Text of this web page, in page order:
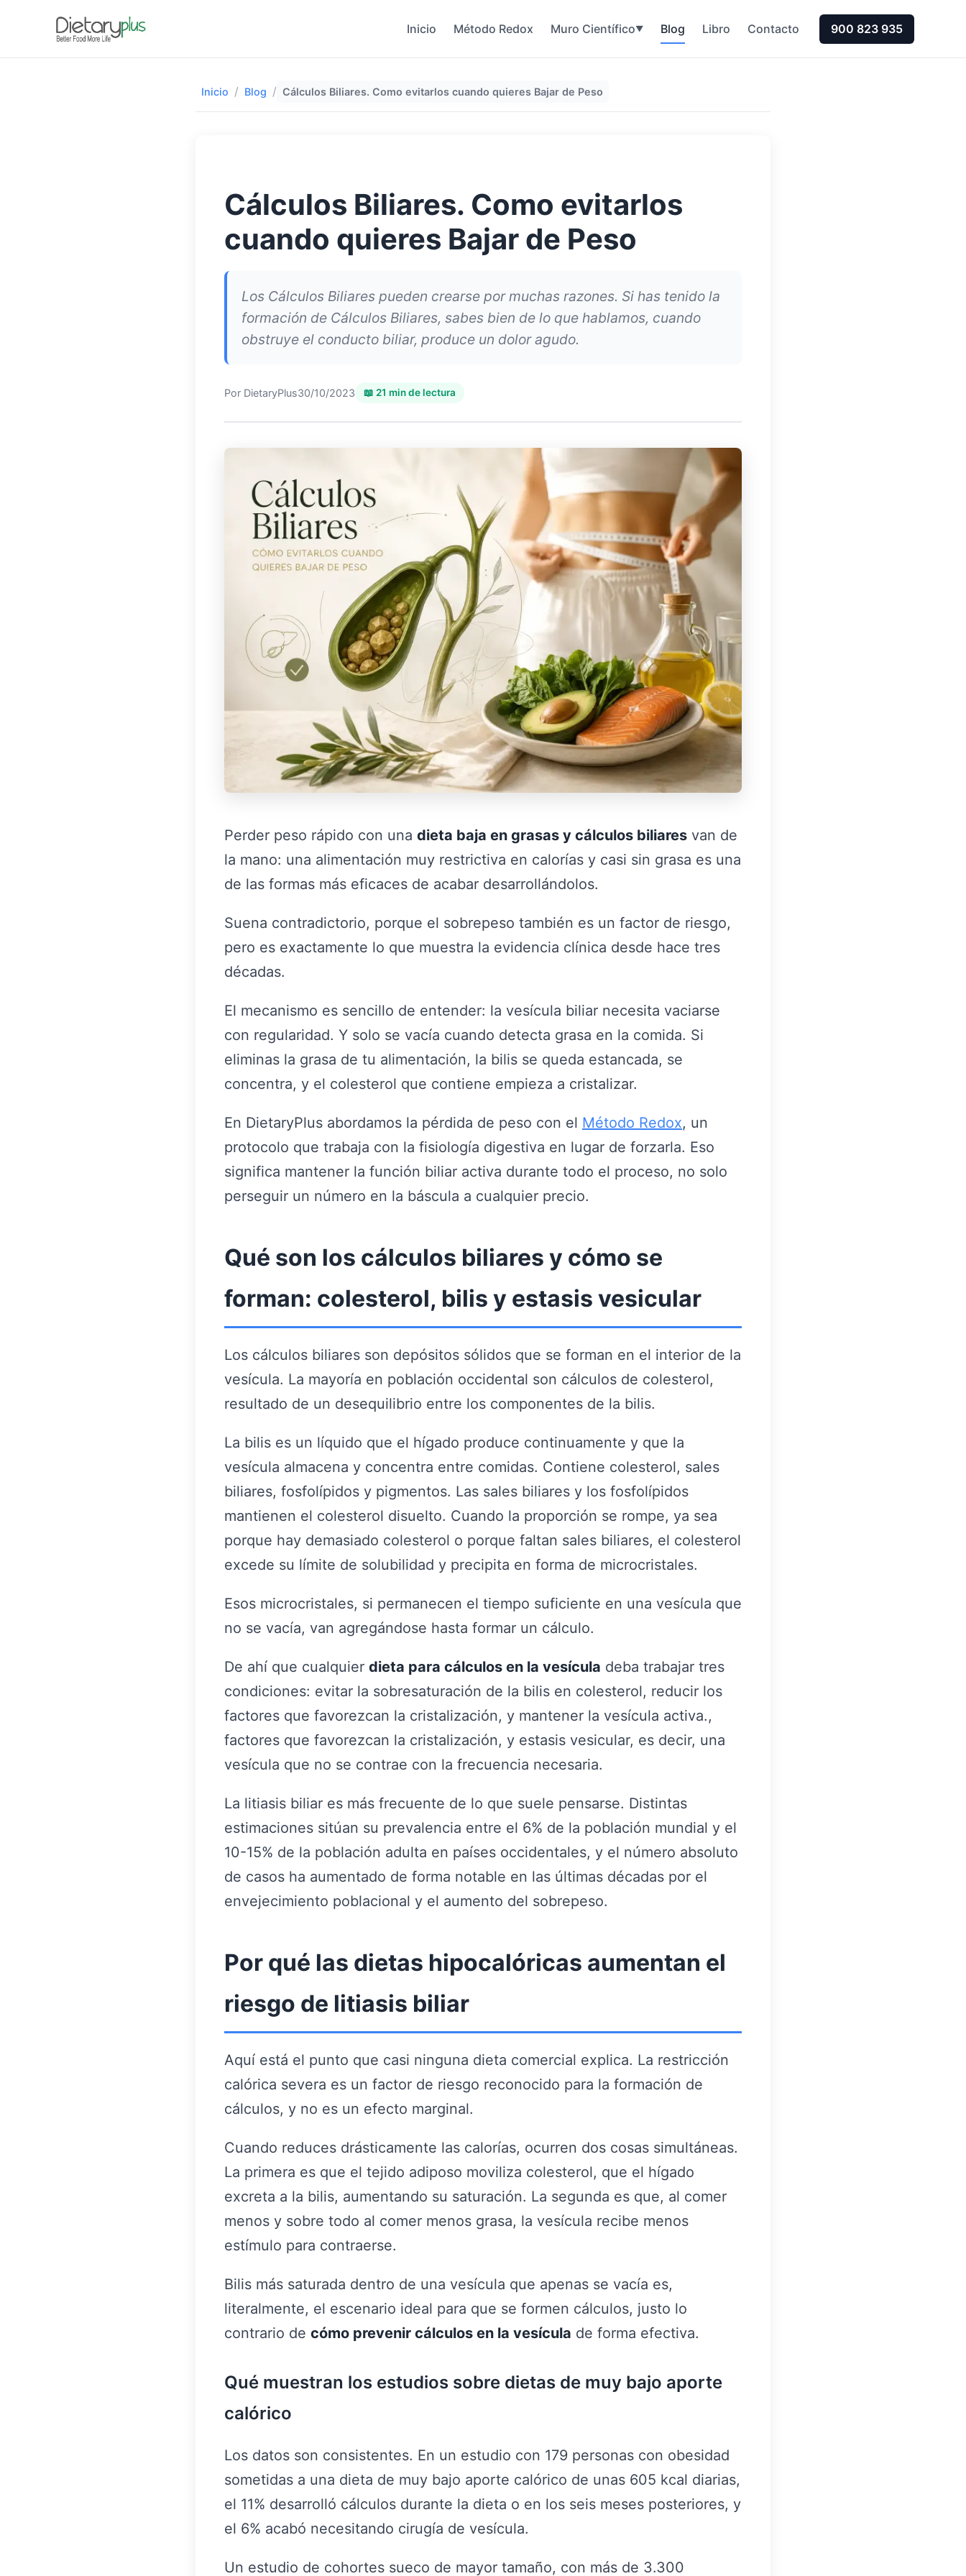
Inicio Método Redox Muro Científico▼ Blog Libro Contacto 900 823 935
Inicio / Blog / Cálculos Biliares. Como evitarlos cuando quieres Bajar de Peso
Cálculos Biliares. Como evitarlos
cuando quieres Bajar de Peso
Los Cálculos Biliares pueden crearse por muchas razones. Si has tenido la
formación de Cálculos Biliares, sabes bien de lo que hablamos, cuando
obstruye el conducto biliar, produce un dolor agudo.
Por DietaryPlus30/10/2023 📖 21 min de lectura
Perder peso rápido con una dieta baja en grasas y cálculos biliares van de
la mano: una alimentación muy restrictiva en calorías y casi sin grasa es una
de las formas más eficaces de acabar desarrollándolos.
Suena contradictorio, porque el sobrepeso también es un factor de riesgo,
pero es exactamente lo que muestra la evidencia clínica desde hace tres
décadas.
El mecanismo es sencillo de entender: la vesícula biliar necesita vaciarse
con regularidad. Y solo se vacía cuando detecta grasa en la comida. Si
eliminas la grasa de tu alimentación, la bilis se queda estancada, se
concentra, y el colesterol que contiene empieza a cristalizar.
En DietaryPlus abordamos la pérdida de peso con el Método Redox, un
protocolo que trabaja con la fisiología digestiva en lugar de forzarla. Eso
significa mantener la función biliar activa durante todo el proceso, no solo
perseguir un número en la báscula a cualquier precio.
Qué son los cálculos biliares y cómo se
forman: colesterol, bilis y estasis vesicular
Los cálculos biliares son depósitos sólidos que se forman en el interior de la
vesícula. La mayoría en población occidental son cálculos de colesterol,
resultado de un desequilibrio entre los componentes de la bilis.
La bilis es un líquido que el hígado produce continuamente y que la
vesícula almacena y concentra entre comidas. Contiene colesterol, sales
biliares, fosfolípidos y pigmentos. Las sales biliares y los fosfolípidos
mantienen el colesterol disuelto. Cuando la proporción se rompe, ya sea
porque hay demasiado colesterol o porque faltan sales biliares, el colesterol
excede su límite de solubilidad y precipita en forma de microcristales.
Esos microcristales, si permanecen el tiempo suficiente en una vesícula que
no se vacía, van agregándose hasta formar un cálculo.
De ahí que cualquier dieta para cálculos en la vesícula deba trabajar tres
condiciones: evitar la sobresaturación de la bilis en colesterol, reducir los
factores que favorezcan la cristalización, y mantener la vesícula activa.,
factores que favorezcan la cristalización, y estasis vesicular, es decir, una
vesícula que no se contrae con la frecuencia necesaria.
La litiasis biliar es más frecuente de lo que suele pensarse. Distintas
estimaciones sitúan su prevalencia entre el 6% de la población mundial y el
10-15% de la población adulta en países occidentales, y el número absoluto
de casos ha aumentado de forma notable en las últimas décadas por el
envejecimiento poblacional y el aumento del sobrepeso.
Por qué las dietas hipocalóricas aumentan el
riesgo de litiasis biliar
Aquí está el punto que casi ninguna dieta comercial explica. La restricción
calórica severa es un factor de riesgo reconocido para la formación de
cálculos, y no es un efecto marginal.
Cuando reduces drásticamente las calorías, ocurren dos cosas simultáneas.
La primera es que el tejido adiposo moviliza colesterol, que el hígado
excreta a la bilis, aumentando su saturación. La segunda es que, al comer
menos y sobre todo al comer menos grasa, la vesícula recibe menos
estímulo para contraerse.
Bilis más saturada dentro de una vesícula que apenas se vacía es,
literalmente, el escenario ideal para que se formen cálculos, justo lo
contrario de cómo prevenir cálculos en la vesícula de forma efectiva.
Qué muestran los estudios sobre dietas de muy bajo aporte
calórico
Los datos son consistentes. En un estudio con 179 personas con obesidad
sometidas a una dieta de muy bajo aporte calórico de unas 605 kcal diarias,
el 11% desarrolló cálculos durante la dieta o en los seis meses posteriores, y
el 6% acabó necesitando cirugía de vesícula.
Un estudio de cohortes sueco de mayor tamaño, con más de 3.300